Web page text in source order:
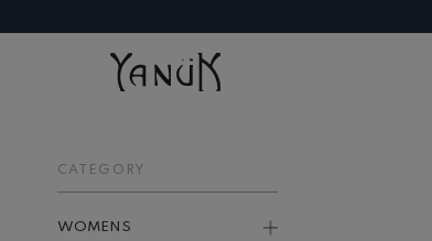
CATEGORY
WOMENS